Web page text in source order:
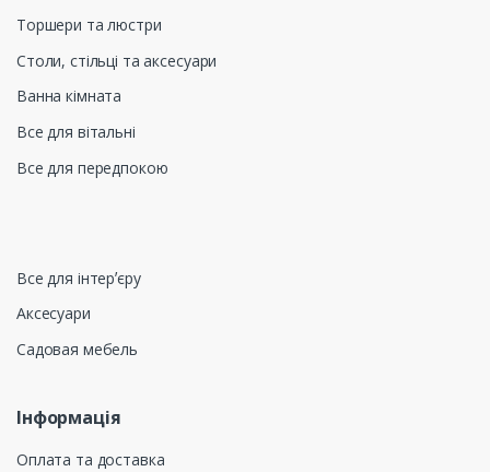
Торшери та люстри
Столи, стільці та аксесуари
Ванна кімната
Все для вітальні
Все для передпокою
Все для інтерʼєру
Аксесуари
Садовая мебель
Інформація
Оплата та доставка